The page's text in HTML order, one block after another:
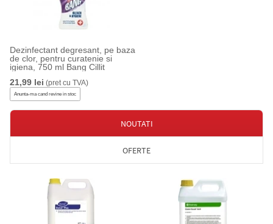
Dezinfectant degresant, pe baza
de clor, pentru curatenie si
igiena, 750 ml Bang Cillit
21,99 lei (pret cu TVA)
Anunta-ma cand revine in stoc
NOUTATI
OFERTE